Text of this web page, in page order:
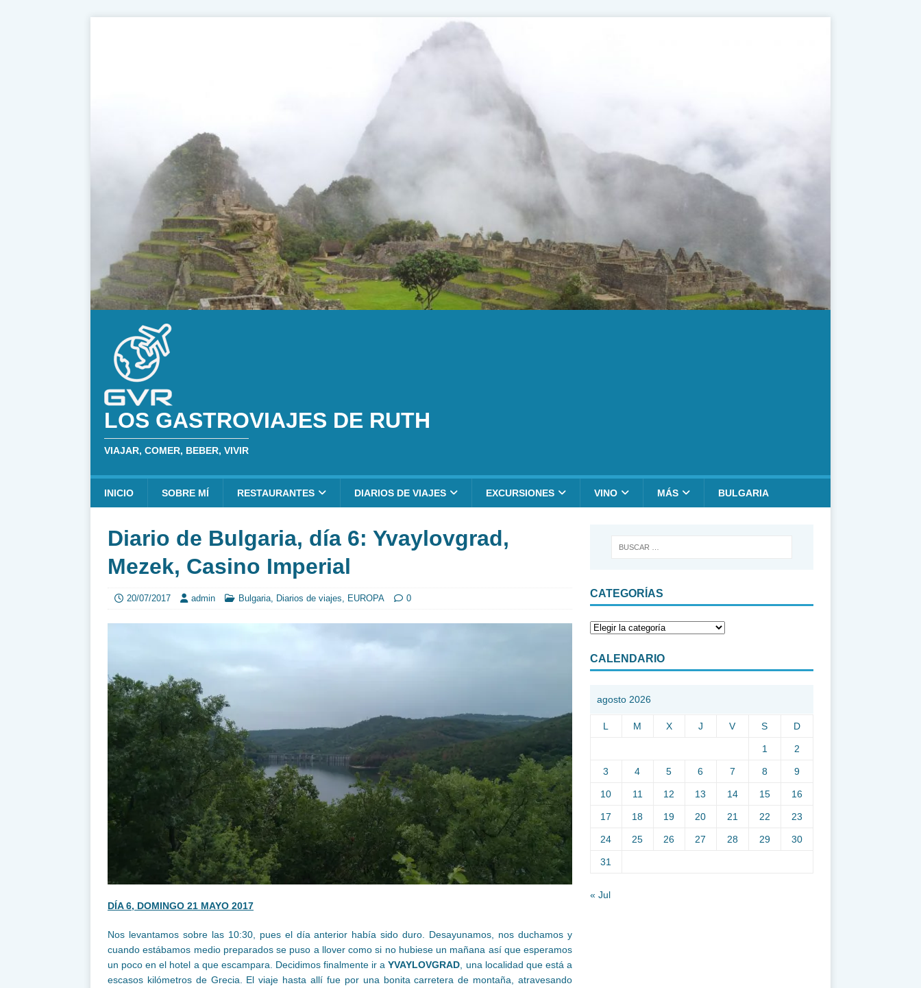
LOS GASTROVIAJES DE RUTH
VIAJAR, COMER, BEBER, VIVIR
INICIO SOBRE MÍ RESTAURANTES DIARIOS DE VIAJES EXCURSIONES VINO MÁS BULGARIA
Diario de Bulgaria, día 6: Yvaylovgrad,
Mezek, Casino Imperial
20/07/2017 admin Bulgaria Diarios de viajes EUROPA 0
DÍA 6, DOMINGO 21 MAYO 2017
Nos levantamos sobre las 10:30, pues el día anterior había sido duro. Desayunamos, nos duchamos y
cuando estábamos medio preparados se puso a llover como si no hubiese un mañana así que esperamos
un poco en el hotel a que escampara. Decidimos finalmente ir aYVAYLOVGRAD , una localidad que está a
escasos kilómetros de Grecia. El viaje hasta allí fue por una bonita carretera de montaña, atravesando
CATEGORÍAS
CALENDARIO
agosto 2026
L M X J V S D
1 2
3 4 5 6 7 8 9
10 11 12 13 14 15 16
17 18 19 20 21 22 23
24 25 26 27 28 29 30
31
« Jul